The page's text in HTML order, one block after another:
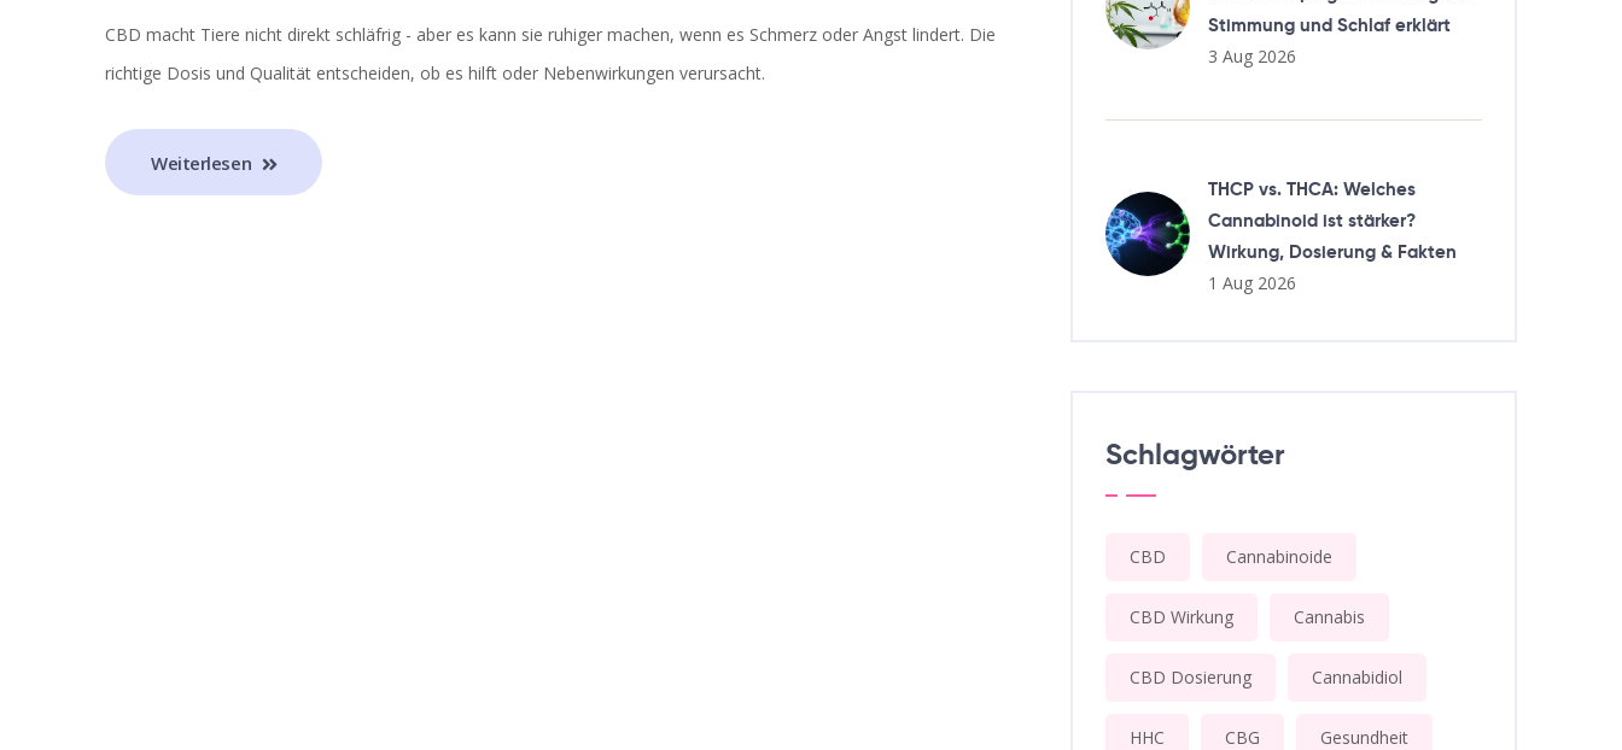
CBD macht Tiere nicht direkt schläfrig - aber es kann sie ruhiger machen, wenn es Schmerz oder Angst lindert. Die
richtige Dosis und Qualität entscheiden, ob es hilft oder Nebenwirkungen verursacht.
Weiterlesen
Stimmung und Schlaf erklärt
3 Aug 2026
THCP vs. THCA: Welches
Cannabinoid ist stärker?
Wirkung, Dosierung & Fakten
1 Aug 2026
Schlagwörter
CBD Cannabinoide
CBD Wirkung Cannabis
CBD Dosierung Cannabidiol
HHC CBG Gesundheit